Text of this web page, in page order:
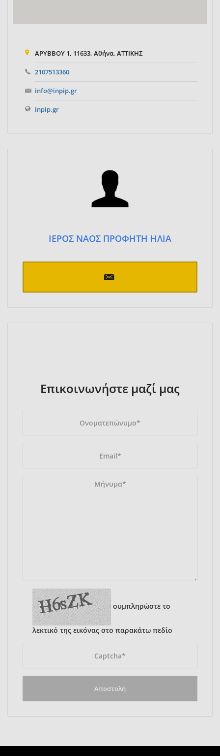
ΑΡΥΒΒΟΥ 1, 11633, Αθήνα, ΑΤΤΙΚΗΣ
2107513360
info@inpip.gr
inpip.gr
ΙΕΡΟΣ ΝΑΟΣ ΠΡΟΦΗΤΗ ΗΛΙΑ
Επικοινωνήστε μαζί μας
συμπληρώστε το
λεκτικό της εικόνας στο παρακάτω πεδίο
Αποστολή